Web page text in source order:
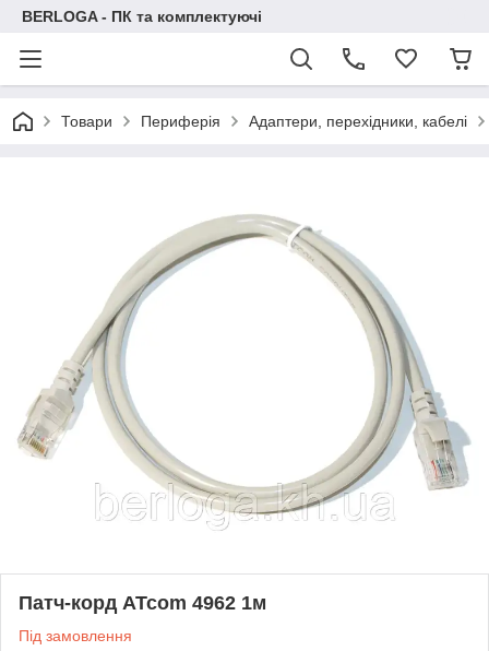
BERLOGA - ПК та комплектуючі
Товари Периферія Адаптери, перехідники, кабелі
Патч-корд ATcom 4962 1м
Під замовлення